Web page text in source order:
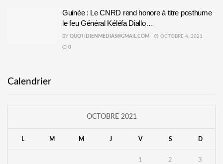
Guinée : Le CNRD rend honore à titre posthume
le feu Général Kéléfa Diallo…
BY QUOTIDIENMEDIAS@GMAIL.COM OCTOBRE 4, 2021
0
Calendrier
OCTOBRE 2021
L M M J V S D
1 2 3